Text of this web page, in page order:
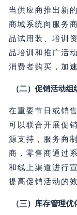
当供应商推出新
商城系统向服务
品试用装、培训
品培训和推广活
消费者购买，加
（二）促销活动组
在重要节日或销
可以联合开展促
源支持，服务商
商，零售商通过
和线上渠道进行
提高促销活动的
（三）库存管理优